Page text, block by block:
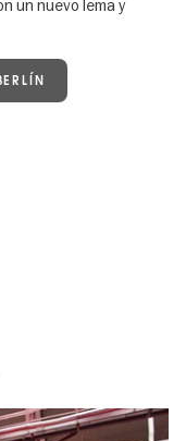
un nuevo lema y